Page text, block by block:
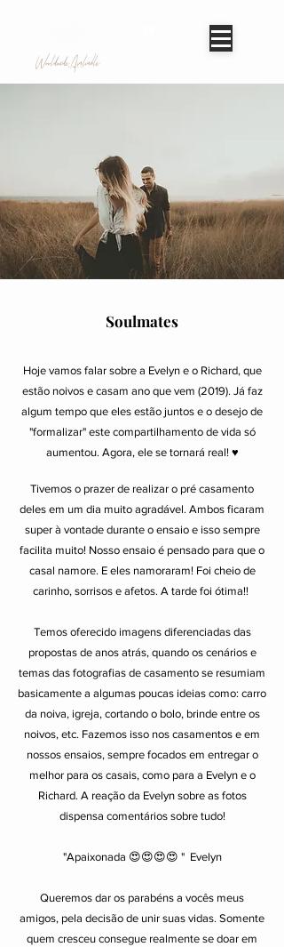
Worldwide Avaliable
Soulmates
Hoje vamos falar sobre a Evelyn e o Richard, que
estão noivos e casam ano que vem (2019). Já faz
algum tempo que eles estão juntos e o desejo de
"formalizar" este compartilhamento de vida só
aumentou. Agora, ele se tornará real! ♥
Tivemos o prazer de realizar o pré casamento
deles em um dia muito agradável. Ambos ficaram
super à vontade durante o ensaio e isso sempre
facilita muito! Nosso ensaio é pensado para que o
casal namore. E eles namoraram! Foi cheio de
carinho, sorrisos e afetos. A tarde foi ótima!!
Temos oferecido imagens diferenciadas das
propostas de anos atrás, quando os cenários e
temas das fotografias de casamento se resumiam
basicamente a algumas poucas ideias como: carro
da noiva, igreja, cortando o bolo, brinde entre os
noivos, etc. Fazemos isso nos casamentos e em
nossos ensaios, sempre focados em entregar o
melhor para os casais, como para a Evelyn e o
Richard. A reação da Evelyn sobre as fotos
dispensa comentários sobre tudo!
"Apaixonada 😍😍😍😍 " Evelyn
Queremos dar os parabéns a vocês meus
amigos, pela decisão de unir suas vidas. Somente
quem cresceu consegue realmente se doar em